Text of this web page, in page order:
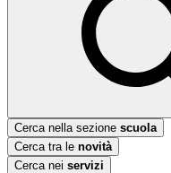
Cerca nella sezione scuola
Cerca tra le novità
Cerca nei servizi